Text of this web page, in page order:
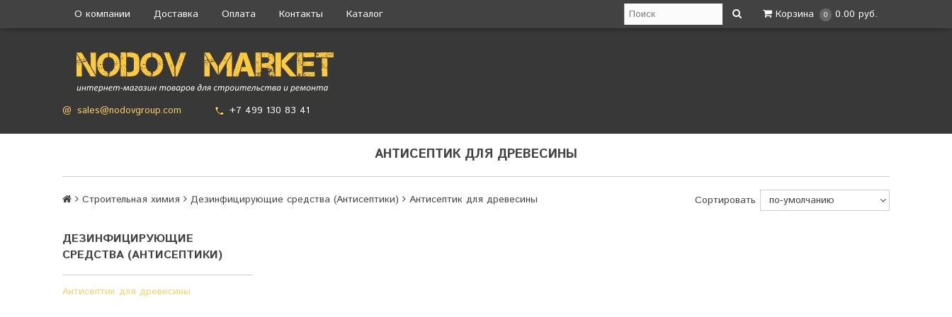
О компании Доставка Оплата Контакты Каталог Корзина 0 0.00 руб.
@ sales@nodovgroup.com +7 499 130 83 41
АНТИСЕПТИК ДЛЯ ДРЕВЕСИНЫ
Строительная химия Дезинфицирующие средства (Антисептики) Антисептик для древесины Сортировать
ДЕЗИНФИЦИРУЮЩИЕ
СРЕДСТВА (АНТИСЕПТИКИ)
Антисептик для древесины